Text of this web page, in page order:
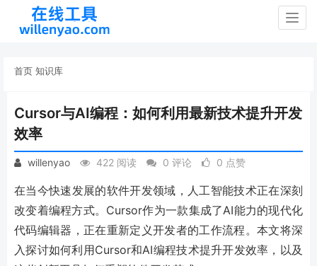
首页 知识库
Cursor与AI编程：如何利用最新技术提升开发
效率
willenyao 422 阅读 0 评论 0 点赞
在当今快速发展的软件开发领域，人工智能技术正在深刻
改变着编程方式。Cursor作为一款集成了AI能力的现代化
代码编辑器，正在重新定义开发者的工作流程。本文将深
入探讨如何利用Cursor和AI编程技术提升开发效率，以及